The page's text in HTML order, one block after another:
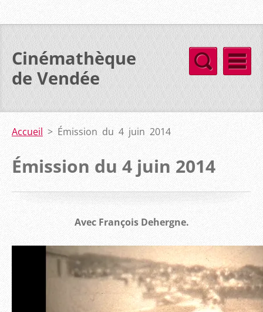
Cinémathèque
de Vendée
Accueil > Émission du 4 juin 2014
Émission du 4 juin 2014
Avec François Dehergne.